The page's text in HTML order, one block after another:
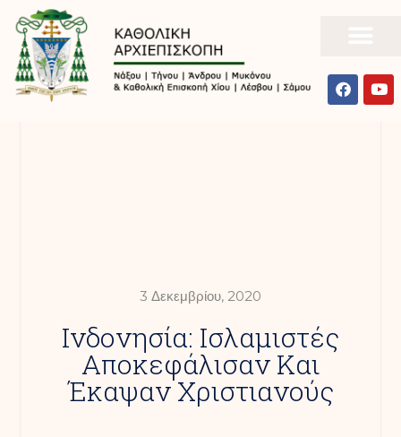
3 Δεκεμβρίου, 2020
Ινδονησία: Ισλαμιστές
Αποκεφάλισαν Και
Έκαψαν Χριστιανούς